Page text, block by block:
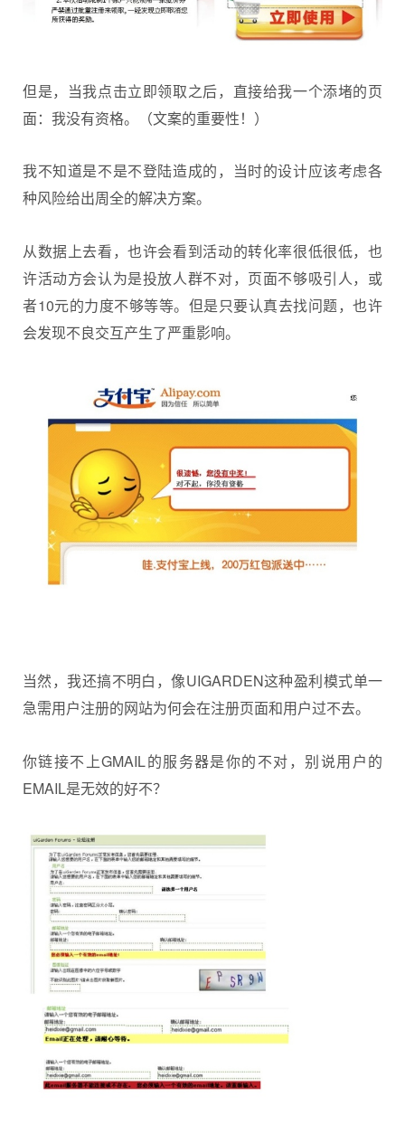
但是，当我点击立即领取之后，直接给我一个添堵的页
面：我没有资格。（文案的重要性！）
我不知道是不是不登陆造成的，当时的设计应该考虑各
种风险给出周全的解决方案。
从数据上去看，也许会看到活动的转化率很低很低，也
许活动方会认为是投放人群不对，页面不够吸引人，或
者10元的力度不够等等。但是只要认真去找问题，也许
会发现不良交互产生了严重影响。
当然，我还搞不明白，像UIGARDEN这种盈利模式单一
急需用户注册的网站为何会在注册页面和用户过不去。
你链接不上GMAIL的服务器是你的不对，别说用户的
EMAIL是无效的好不？